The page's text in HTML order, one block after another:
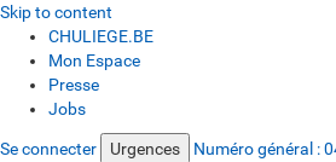
Skip to content
CHULIEGE.BE
Mon Espace
Presse
Jobs
Se connecter Urgences Numéro général :